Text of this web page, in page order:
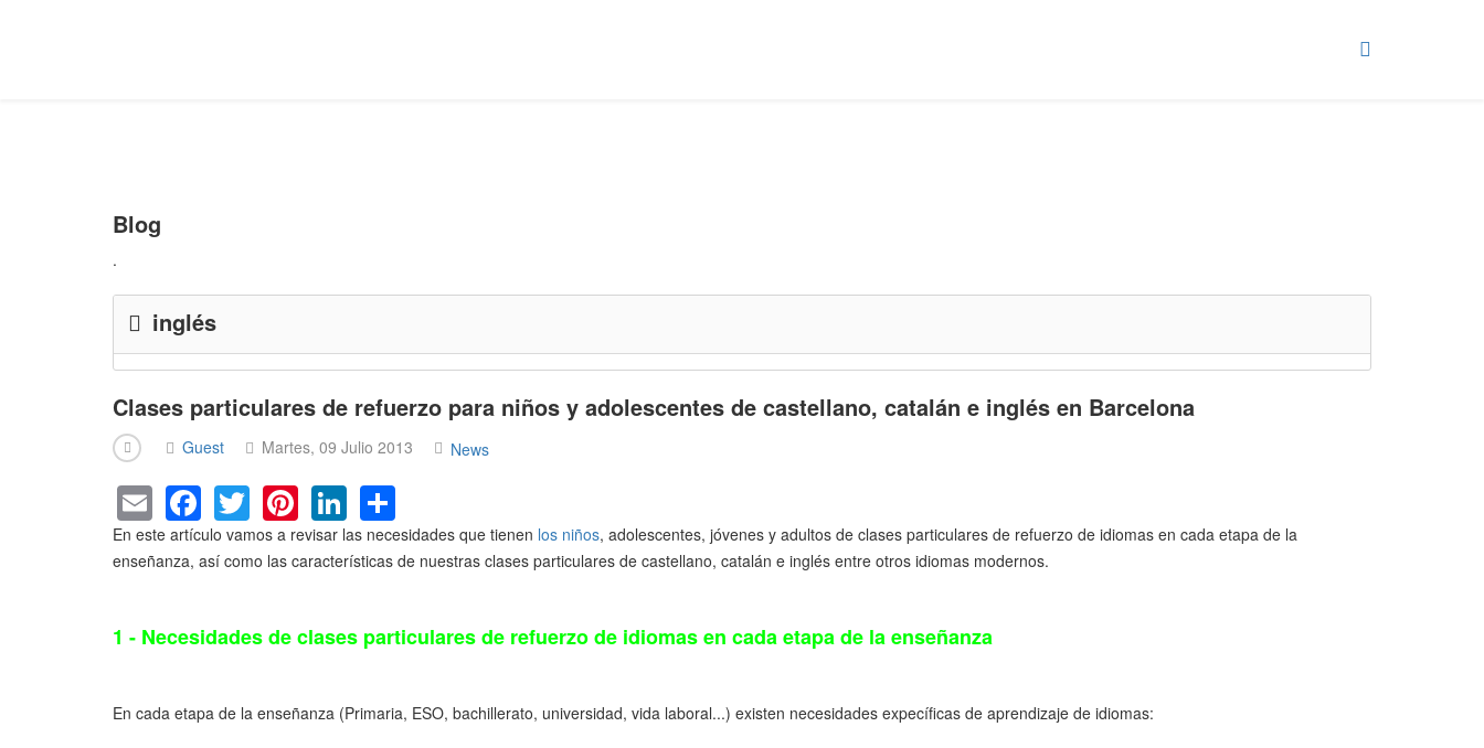
Blog
.
inglés
Clases particulares de refuerzo para niños y adolescentes de castellano, catalán e inglés en Barcelona
Guest Martes, 09 Julio 2013 News
E
m
ail
F
a
c
b
o
T
wi
tt
Pi
nt
er
st
Li
n
k
dI
h
ar
En este artículo vamos a revisar las necesidades que tienen los niños, adolescentes, jóvenes y adultos de clases particulares de refuerzo de idiomas en cada etapa de la
enseñanza, así como las características de nuestras clases particulares de castellano, catalán e inglés entre otros idiomas modernos.
1 - Necesidades de clases particulares de refuerzo de idiomas en cada etapa de la enseñanza
En cada etapa de la enseñanza (Primaria, ESO, bachillerato, universidad, vida laboral...) existen necesidades expecíficas de aprendizaje de idiomas: